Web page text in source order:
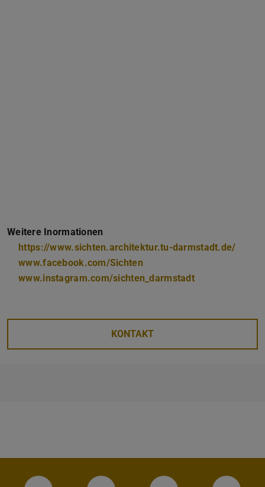
Weitere Inormationen
https://www.sichten.architektur.tu-darmstadt.de/
www.facebook.com/Sichten
www.instagram.com/sichten_darmstadt
KONTAKT